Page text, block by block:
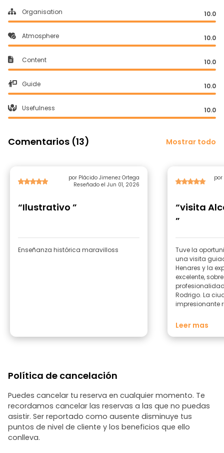
Organisation 10.0
Atmosphere 10.0
Content 10.0
Guide 10.0
Usefulness 10.0
Comentarios (13) Mostrar todo
por Plácido Jimenez Ortega
Reseñado el Jun 01, 2026
“Ilustrativo ”
Enseñanza histórica maravilloss
“visita
”
Tuve la
una visita
Henares y la
excelente,
Rodrigo. La
impresionante
cuando la
conocimiento.
claras,
curiosidades
cobre vida.
cercano y
la visita
Leer mas
Política de cancelación
Puedes cancelar tu reserva en cualquier momento. Te
recordamos cancelar las reservas a las que no puedas
asistir. Ser reportado como ausente disminuye tus
puntos de nivel de cliente y los beneficios que ello
conlleva.